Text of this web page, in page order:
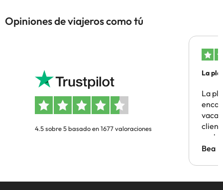
Opiniones de viajeros como tú
4.5 sobre 5 basado en 1677 valoraciones
La
La
Bea